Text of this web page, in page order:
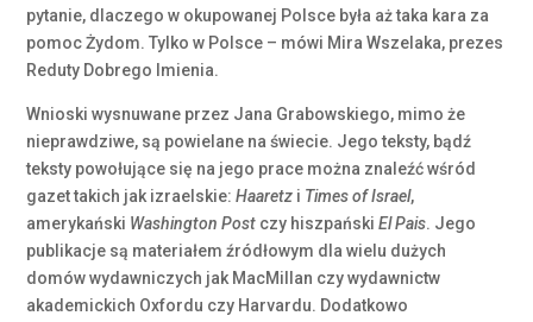
pytanie, dlaczego w okupowanej Polsce była aż taka kara za
pomoc Żydom. Tylko w Polsce – mówi Mira Wszelaka, prezes
Reduty Dobrego Imienia.
Wnioski wysnuwane przez Jana Grabowskiego, mimo że
nieprawdziwe, są powielane na świecie. Jego teksty, bądź
teksty powołujące się na jego prace można znaleźć wśród
gazet takich jak izraelskie:Haaretz i Times of Israel,
amerykański Washington Post czy hiszpańskiEl Pais. Jego
publikacje są materiałem źródłowym dla wielu dużych
domów wydawniczych jak MacMillan czy wydawnictw
akademickich Oxfordu czy Harvardu. Dodatkowo